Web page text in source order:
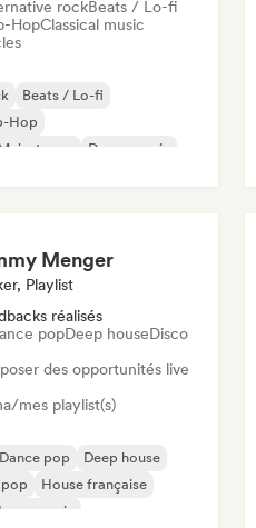
rockBeats / Lo-fi
HopClassical music
Beats / Lo-fi
Hop
Dance music
Menger
Playlist
réalisés
popDeep houseDisco
des opportunités live
mes playlist(s)
Dance pop
Deep house
House française
music